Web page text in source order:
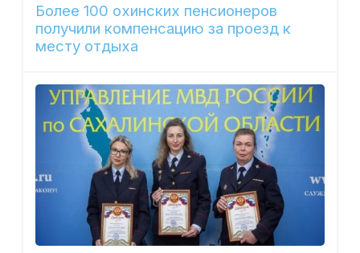
Более 100 охинских пенсионеров
получили компенсацию за проезд к
месту отдыха